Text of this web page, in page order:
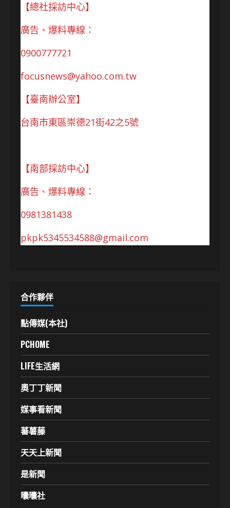
【總社採訪中心】
廣告、爆料專線：
0900777721
focusnews@yahoo.com.tw
【臺南辦公室】
台南市東區崇德21街42之5號
【南部採訪中心】
廣告、爆料專線：
0981381438
pkpk5345534588@gmail.com
合作夥伴
點傳媒(本社)
PCHOME
LIFE生活網
奧丁丁新聞
媒事看新聞
蕃薯藤
天天上新聞
是新聞
囔囔社